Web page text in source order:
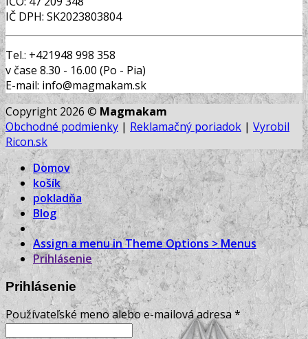
IČ DPH: SK2023803804
Tel.: +421948 998 358
v čase 8.30 - 16.00 (Po - Pia)
E-mail: info@magmakam.sk
Copyright 2026 © Magmakam
Obchodné podmienky | Reklamačný poriadok | Vyrobil
Ricon.sk
Domov
košík
pokladňa
Blog
Assign a menu in Theme Options > Menus
Prihlásenie
Prihlásenie
Používateľské meno alebo e-mailová adresa*